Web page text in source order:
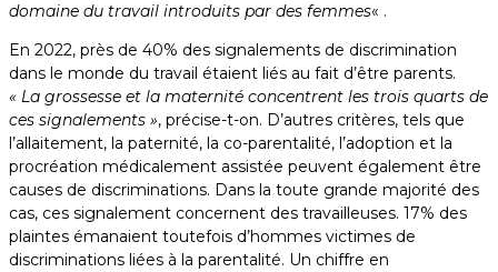
domaine du travail introduits par des femmes« .
En 2022, près de 40% des signalements de discrimination
dans le monde du travail étaient liés au fait d’être parents.
« La grossesse et la maternité concentrent les trois quarts de
ces signalements », précise-t-on. D’autres critères, tels que
l’allaitement, la paternité, la co-parentalité, l’adoption et la
procréation médicalement assistée peuvent également être
causes de discriminations. Dans la toute grande majorité des
cas, ces signalement concernent des travailleuses. 17% des
plaintes émanaient toutefois d’hommes victimes de
discriminations liées à la parentalité. Un chiffre en